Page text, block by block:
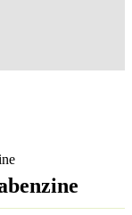
benzine